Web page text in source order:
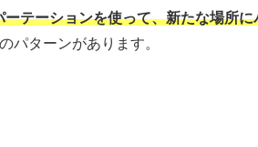
テーションを使って、新たな場所
パターンがあります。